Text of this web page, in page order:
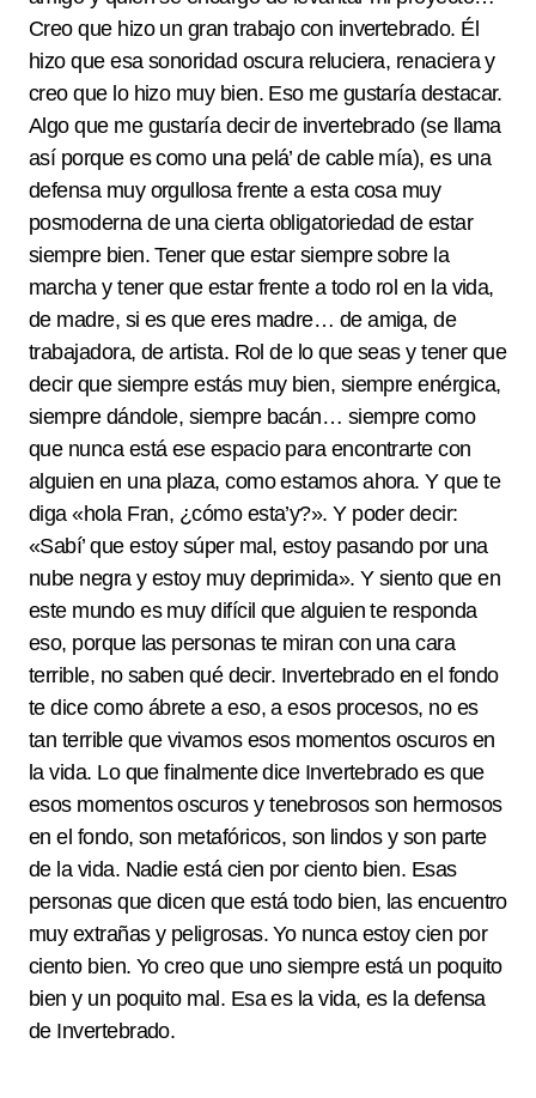
Creo que hizo un gran trabajo con invertebrado. Él
hizo que esa sonoridad oscura reluciera, renaciera y
creo que lo hizo muy bien. Eso me gustaría destacar.
Algo que me gustaría decir de invertebrado (se llama
así porque es como una pelá’ de cable mía), es una
defensa muy orgullosa frente a esta cosa muy
posmoderna de una cierta obligatoriedad de estar
siempre bien. Tener que estar siempre sobre la
marcha y tener que estar frente a todo rol en la vida,
de madre, si es que eres madre… de amiga, de
trabajadora, de artista. Rol de lo que seas y tener que
decir que siempre estás muy bien, siempre enérgica,
siempre dándole, siempre bacán… siempre como
que nunca está ese espacio para encontrarte con
alguien en una plaza, como estamos ahora. Y que te
diga «hola Fran, ¿cómo esta’y?». Y poder decir:
«Sabí’ que estoy súper mal, estoy pasando por una
nube negra y estoy muy deprimida». Y siento que en
este mundo es muy difícil que alguien te responda
eso, porque las personas te miran con una cara
terrible, no saben qué decir. Invertebrado en el fondo
te dice como ábrete a eso, a esos procesos, no es
tan terrible que vivamos esos momentos oscuros en
la vida. Lo que finalmente dice Invertebrado es que
esos momentos oscuros y tenebrosos son hermosos
en el fondo, son metafóricos, son lindos y son parte
de la vida. Nadie está cien por ciento bien. Esas
personas que dicen que está todo bien, las encuentro
muy extrañas y peligrosas. Yo nunca estoy cien por
ciento bien. Yo creo que uno siempre está un poquito
bien y un poquito mal. Esa es la vida, es la defensa
de Invertebrado.